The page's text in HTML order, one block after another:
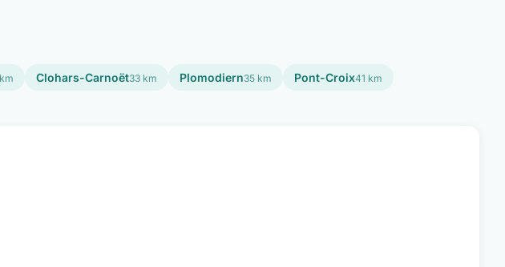
Clohars-Carnoët33 km Plomodiern35 km Pont-Croix41 km